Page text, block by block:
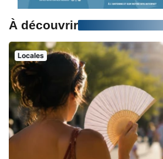
À découvrir
Locales